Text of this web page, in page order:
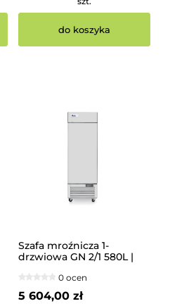
do koszyka
Szafa mroźnicza 1-
drzwiowa GN 2/1 580L |
0 ocen
5 604,00 zł